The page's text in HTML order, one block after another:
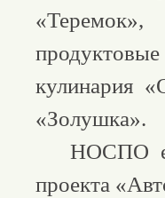
кулинария
«Золушка».
НОСПО
проекта